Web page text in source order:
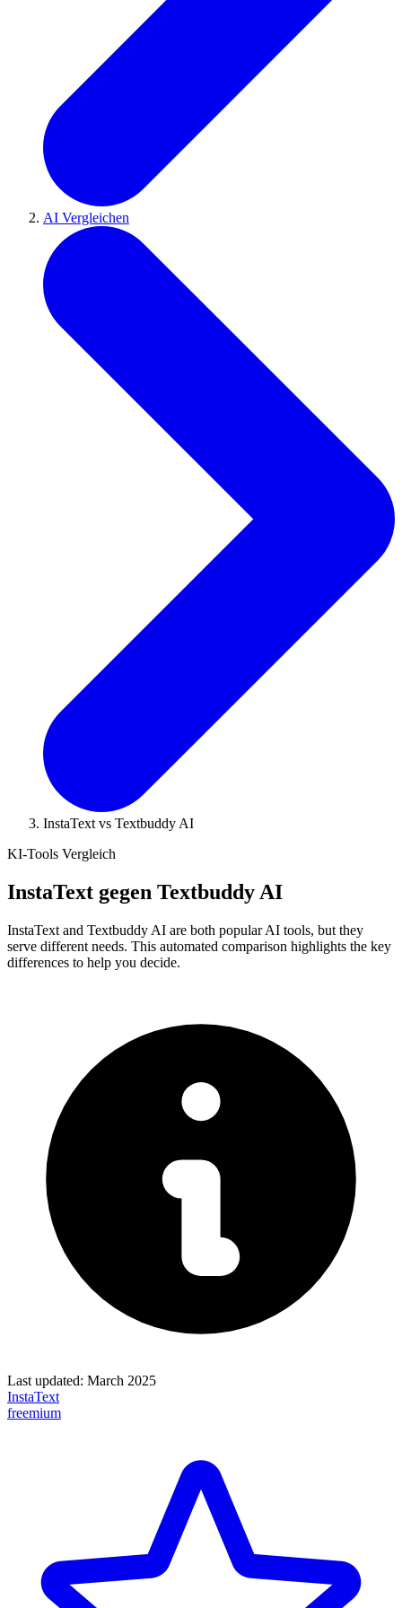
AI Vergleichen
InstaText vs Textbuddy AI
KI-Tools Vergleich
InstaText gegen Textbuddy AI
InstaText and Textbuddy AI are both popular AI tools, but they
serve different needs. This automated comparison highlights the key
differences to help you decide.
Last updated: March 2025
InstaText
freemium